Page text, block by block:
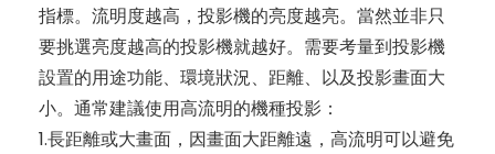
指標。流明度越高，投影機的亮度越亮。當然並非只
要挑選亮度越高的投影機就越好。需要考量到投影機
設置的用途功能、環境狀況、距離、以及投影畫面大
小。通常建議使用高流明的機種投影：
1.長距離或大畫面，因畫面大距離遠，高流明可以避免